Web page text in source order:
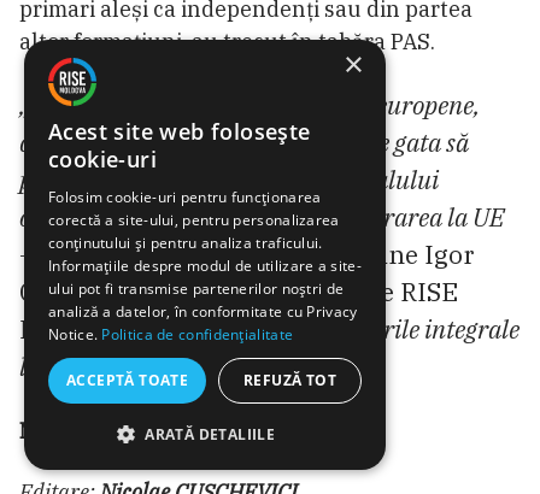
primari aleși ca independenți sau din partea
altor formațiuni, au trecut în tabăra PAS.
„Oricărui cetățean cu viziuni pro-europene,
care ne împărtășește valorile și este gata să
pună umărul la atingerea principalului
obiectiv al generației noastre – aderarea la UE
– îi este deschisă ușa în PAS”, susține Igor
Grosu în răspunsul trimis către RISE
Moldova.(Întrebările și răspunsurile integrale
le puteți citiAICI.)
Marcela ZĂMOSTEANU
×
Acest site web folosește
cookie-uri
Folosim cookie-uri pentru funcționarea
corectă a site-ului, pentru personalizarea
conținutului și pentru analiza traficului.
Informațiile despre modul de utilizare a site-
ului pot fi transmise partenerilor noștri de
analiză a datelor, în conformitate cu Privacy
Notice. Politica de confidențialitate
ACCEPTĂ TOATE REFUZĂ TOT
ARATĂ DETALIILE